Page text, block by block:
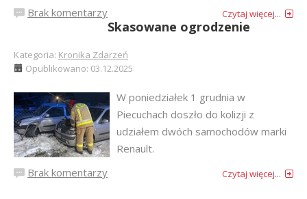
Brak komentarzy Czytaj więcej...
Skasowane ogrodzenie
Kategoria: Kronika Zdarzeń
Opublikowano: 03.12.2025
W poniedziałek 1 grudnia w
Piecuchach doszło do kolizji z
udziałem dwóch samochodów marki
Renault.
Brak komentarzy
Czytaj więcej...